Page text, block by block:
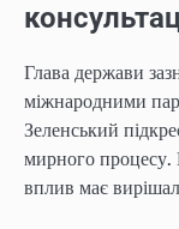
Глава держави
міжнародними
Зеленський
мирного процесу.
вплив має